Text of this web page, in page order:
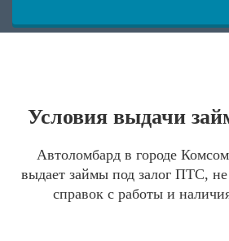
Условия выдачи
Автоломбард в городе
выдает займы под залог ПТС, не
справок с работы и